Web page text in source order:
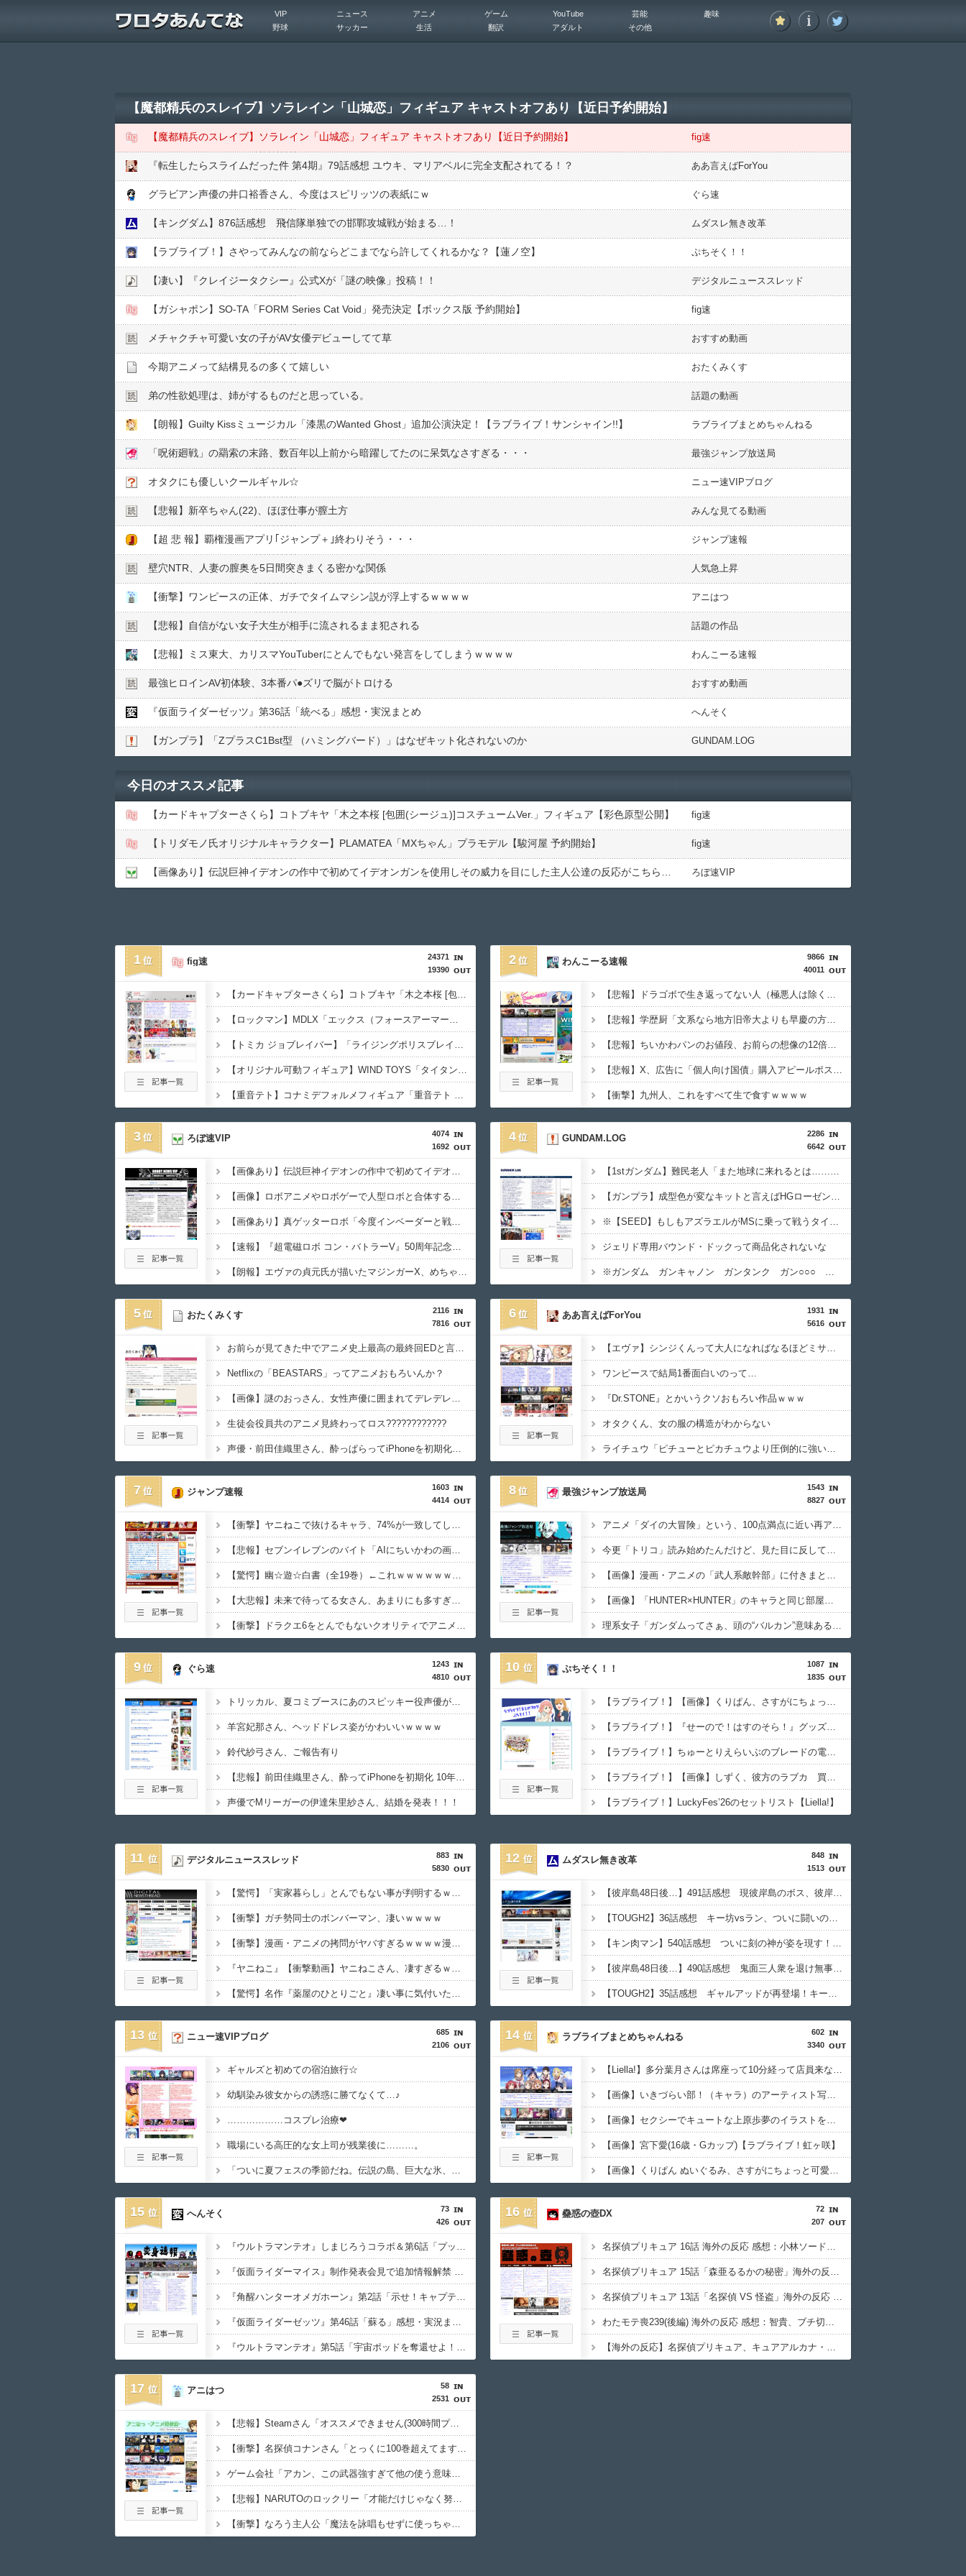
VIP ニュース アニメ ゲーム YouTube 芸能
趣味
野球
サッカー 生活 翻訳 アダルト その他
【魔都精兵のスレイブ】ソラレイン「山城恋」フィギュア キャストオフあり【近日予約開始】
【魔都精兵のスレイブ】ソラレイン「山城恋」フィギュア キャストオフあり【近日予約開始】 fig速
『転生したらスライムだった件 第4期』79話感想 ユウキ、マリアベルに完全支配されてる！？ ああ言えばForYou
グラビアン声優の井口裕香さん、今度はスピリッツの表紙にｗ ぐら速
【キングダム】876話感想 飛信隊単独での邯鄲攻城戦が始まる…！ ムダスレ無き改革
【ラブライブ！】さやってみんなの前ならどこまでなら許してくれるかな？【蓮ノ空】 ぷちそく！！
【凄い】『クレイジータクシー』公式Xが「謎の映像」投稿！！ デジタルニューススレッド
【ガシャポン】SO-TA「FORM Series Cat Void」発売決定【ボックス版 予約開始】 fig速
メチャクチャ可愛い女の子がAV女優デビューしてて草 おすすめ動画
今期アニメって結構見るの多くて嬉しい おたくみくす
弟の性欲処理は、姉がするものだと思っている。 話題の動画
【朗報】Guilty Kissミュージカル「漆黒のWanted Ghost」追加公演決定！【ラブライブ！サンシャイン!!】 ラブライブまとめちゃんねる
「呪術廻戦」の羂索の末路、数百年以上前から暗躍してたのに呆気なさすぎる・・・ 最強ジャンプ放送局
オタクにも優しいクールギャル☆ ニュー速VIPブログ
【悲報】新卒ちゃん(22)、ほぼ仕事が膣土方 みんな見てる動画
【超 悲 報】覇権漫画アプリ｢ジャンプ＋｣終わりそう・・・ ジャンプ速報
壁穴NTR、人妻の膣奥を5日間突きまくる密かな関係 人気急上昇
【衝撃】ワンピースの正体、ガチでタイムマシン説が浮上するｗｗｗｗ アニはつ
【悲報】自信がない女子大生が相手に流されるまま犯される 話題の作品
【悲報】ミス東大、カリスマYouTuberにとんでもない発言をしてしまうｗｗｗｗ わんこーる速報
最強ヒロインAV初体験、3本番パ●︎ズリで脳がトロける おすすめ動画
『仮面ライダーゼッツ』第36話「統べる」感想・実況まとめ へんそく
【ガンプラ】「ΖプラスC1Bst型 （ハミングバード）」はなぜキット化されないのか GUNDAM.LOG
今日のオススメ記事
【カードキャプターさくら】コトブキヤ「木之本桜 [包囲(シージュ)]コスチュームVer.」フィギュア【彩色原型公開】 fig速
【トリダモノ氏オリジナルキャラクター】PLAMATEA「MXちゃん」プラモデル【駿河屋 予約開始】 fig速
【画像あり】伝説巨神イデオンの作中で初めてイデオンガンを使用しその威力を目にした主人公達の反応がこちら… ろぼ速VIP
1
24371
19390
fig速
【カードキャプターさくら】コトブキヤ「木之本桜 [包囲(シージュ)]コスチュームVer.」フィギュア【彩色原型公開】
【ロックマン】MDLX「エックス（フォースアーマー）」「フォルテ」アクションフィギュア【彩色原型公開】
【トミカ ジョブレイバー】「ライジングポリスブレイバー デカライドアーマー白バイ DXセット」【ジョーシン＆エディオン限定カスタマイズキャンペーン開催】
【オリジナル可動フィギュア】WIND TOYS「タイタン スーパーアクションマッスルボディ」可動フィギュア各種【予約開始】
【重音テト】コナミデフォルメフィギュア「重音テト 通常衣装Ver.」「重音テト SV衣装Ver.」【彩色原型公開】
2
9866
40011
わんこーる速報
【悲報】ドラゴボで生き返ってない人（極悪人は除く）がこれらしいｗｗｗｗ
【悲報】学歴厨「文系なら地方旧帝大よりも早慶の方が上！」←これｗｗｗｗ
【悲報】ちいかわパンのお値段、お前らの想像の12倍高いｗｗｗｗ
【悲報】X、広告に「個人向け国債」購入アピールポストが投稿され始める。税金そんな事に使ってるから誰も買わんのではｗｗｗｗ
【衝撃】九州人、これをすべて生で食すｗｗｗｗ
3
4074
1692
ろぼ速VIP
【画像あり】伝説巨神イデオンの作中で初めてイデオンガンを使用しその威力を目にした主人公達の反応がこちら…
【画像】ロボアニメやロボゲーで人型ロボと合体する巨大なオプション装備に脳を焼かれた事がある奴ｗｗｗｗ
【画像あり】真ゲッターロボ「今度インベーダーと戦うんですって？コツ教えましょうか？」ガンダム「…」
【速報】『超電磁ロボ コン・バトラーV』50周年記念特別映像が公開！コン・バトラーV6…！？ビクトリーファイブのコン・バトラーV6じゃないか！！！（動画あり）
【朗報】エヴァの貞元氏が描いたマジンガーX、めちゃくちゃカッコいい…（画像あり）
4
2286
6642
GUNDAM.LOG
【1stガンダム】難民老人「また地球に来れるとは……」←これ連邦もヤバくない？
【ガンプラ】成型色が変なキットと言えばHGローゼンズール
※【SEED】もしもアズラエルがMSに乗って戦うタイプの悪役だったら
ジェリド専用バウンド・ドックって商品化されないな
※ガンダム ガンキャノン ガンタンク ガン○○○ ←一番違和感ないV作戦の4機目を考えた奴が優勝
5
2116
7816
おたくみくす
お前らが見てきた中でアニメ史上最高の最終回EDと言えばｗｗｗ
Netflixの「BEASTARS」ってアニメおもろいんか？
【画像】謎のおっさん、女性声優に囲まれてデレデレになる
生徒会役員共のアニメ見終わってロス????????????
声優・前田佳織里さん、酔っぱらってiPhoneを初期化してしまうｗｗｗｗ
6
1931
5616
ああ言えばForYou
【エヴァ】シンジくんって大人になればなるほどミサトさんとS○Xしなかった事
ワンピースで結局1番面白いのって…
『Dr.STONE』とかいうクソおもろい作品ｗｗｗ
オタクくん、女の服の構造がわからない
ライチュウ「ピチューとピカチュウより圧倒的に強いですｗｗｗ」←こいつが不人気な理由
7
1603
4414
ジャンプ速報
【衝撃】ヤニねこで抜けるキャラ、74%が一致してしまう
【悲報】セブンイレブンのバイト「AIにちいかわの画像を食わせてっと………できた！」
【驚愕】幽☆遊☆白書（全19巻）←これｗｗｗｗｗｗｗｗｗｗｗｗｗｗｗｗｗ
【大悲報】未来で待ってる女さん、あまりにも多すぎて大渋滞にｗｗｗｗｗ
【衝撃】ドラクエ6をとんでもないクオリティでアニメ化してしまったAI動画がこちら！！！
8
1543
8827
最強ジャンプ放送局
アニメ「ダイの大冒険」という、100点満点に近い再アニメ化作品ｗｗｗｗ
今更「トリコ」読み始めたんだけど、見た目に反して小松すごいヤツじゃない？？
【画像】漫画・アニメの「武人系敵幹部」に付きまといがちな疑問ｗｗｗｗ
【画像】「HUNTER×HUNTER」のキャラと同じ部屋に1時間閉じ込められるなら誰が良い？？？
理系女子「ガンダムってさぁ、頭の“バルカン”意味あるの？あれ、役に立たなくない？」
9
1243
4810
ぐら速
トリッカル、夏コミブースにあのスピッキー役声優がゲスト登場！！！
羊宮妃那さん、ヘッドドレス姿がかわいいｗｗｗｗ
鈴代紗弓さん、ご報告有り
【悲報】前田佳織里さん、酔ってiPhoneを初期化 10年分の思い出も消える・・・
声優でMリーガーの伊達朱里紗さん、結婚を発表！！！
10
1087
1835
ぷちそく！！
【ラブライブ！】【画像】くりぱん、さすがにちょっと可愛すぎる…【虹ヶ咲】
【ラブライブ！】『せーので！はすのそら！』グッズ化【蓮ノ空】
【ラブライブ！】ちゅーとりえらいぶのブレードの電池なんだけど
【ラブライブ！】【画像】しずく、彼方のラブカ 買取70,000円【虹ヶ咲】
【ラブライブ！】LuckyFes’26のセットリスト【Liella!】
11
883
5830
デジタルニューススレッド
【驚愕】「実家暮らし」とんでもない事が判明するｗｗｗｗ家賃のかからない「実家暮らし」最強すぎないか？その理由が…凄すぎる…
【衝撃】ガチ勢同士のボンバーマン、凄いｗｗｗｗ
【衝撃】漫画・アニメの拷問がヤバすぎるｗｗｗｗ漫画・アニメでお前らが「一番エグいと思った拷問」がこちら…怖すぎる…
『ヤニねこ』【衝撃動画】ヤニねこさん、凄すぎるｗｗｗｗこれは…
【驚愕】名作『薬屋のひとりごと』凄い事に気付いたｗｗｗｗ『薬屋のひとりごと』←こいつに対する正直な感想がこちら…面白いけど…
12
848
1513
ムダスレ無き改革
【彼岸島48日後…】491話感想 現彼岸島のボス、彼岸王子が登場！
【TOUGH2】36話感想 キー坊vsラン、ついに闘いのゴングが鳴る！
【キン肉マン】540話感想 ついに刻の神が姿を現す！そしてピノという謎の女超人？も登場
【彼岸島48日後…】490話感想 鬼面三人衆を退け無事都外へ進出成功！給水車破壊作戦へ
【TOUGH2】35話感想 ギャルアッドが再登場！キー坊とスパーして試合のセコンドに！？
13
685
2106
ニュー速VIPブログ
ギャルズと初めての宿泊旅行☆
幼馴染み彼女からの誘惑に勝てなくて…♪
………………コスプレ治療❤
職場にいる高圧的な女上司が残業後に………。
「ついに夏フェスの季節だね。伝説の島、巨大な氷、眠る財宝……心躍る要素が目白押しだ。今から楽しみで仕方ないよ！」オーガスト『あいミス』新イベント『真夏の氷島フェス』
14
602
3340
ラブライブまとめちゃんねる
【Liella!】多分葉月さんは席座って10分経って店員来なくても声かけられずにいる【ラブライブ！スーパースター!!】
【画像】いきづらい部！（キャラ）のアーティスト写真【ラブライブ！】
【画像】セクシーでキュートな上原歩夢のイラストを作ろう！【ラブライブ！虹ヶ咲】
【画像】宮下愛(16歳・Gカップ)【ラブライブ！虹ヶ咲】
【画像】くりぱん ぬいぐるみ、さすがにちょっと可愛すぎる…【ラブライブ！虹ヶ咲】
15
73
426
へんそく
『ウルトラマンテオ』しまじろうコラボ＆第6話「プッチーのお引っ越し」感想・実況まとめ
『仮面ライダーマイス』制作発表会見で追加情報解禁 他、今週の備忘録（2026/7/31～2026/8/6）
『角醒ハンターオメガホーン』第2話「示せ！キャプテンの資格！」感想・実況まとめ
『仮面ライダーゼッツ』第46話「蘇る」感想・実況まとめ
『ウルトラマンテオ』第5話「宇宙ポッドを奪還せよ！」感想・実況まとめ
16
72
207
蠱惑の壺DX
名探偵プリキュア 16話 海外の反応 感想：小林ソード、かっこいい。
名探偵プリキュア 15話「森亜るるかの秘密」海外の反応 感想：るるかさん43歳…
名探偵プリキュア 13話「名探偵 VS 怪盗」海外の反応 感想：アルカナシャドウの腋に無事興奮する海外の紳士たち
わたモテ喪239(後編) 海外の反応 感想：智貴、ブチ切れる。
【海外の反応】名探偵プリキュア、キュアアルカナ・シャドウ待望のデビューに海外の大きいお友達もぷいきゅあがんばえ～してしまう
17
58
2531
アニはつ
【悲報】Steamさん「オススメできません(300時間プレイ済)」←こういうレビューｗｗｗｗ
【衝撃】名探偵コナンさん「とっくに100巻超えてます」←コイツが叩かれない理由ｗｗｗｗ
ゲーム会社「アカン、この武器強すぎて他の使う意味がない…せや！」←これｗｗｗ
【悲報】NARUTOのロックリー「才能だけじゃなく努力で逆転できる事を証明する」ワイ「ええやん」←結果ｗｗｗ
【衝撃】なろう主人公「魔法を詠唱もせずに使っちゃいましたｗ」←これｗｗｗ